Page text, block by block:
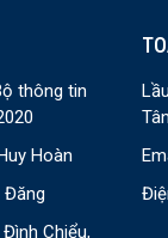
thông tin
Hoàn
Đăng
Chiểu,